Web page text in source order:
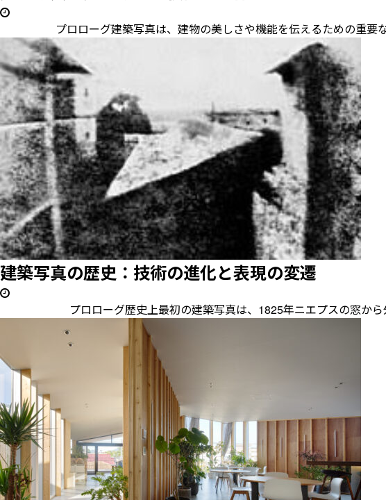
プロローグ建築写真は、建物の美しさや機能を伝えるための重要な
建築写真の歴史：技術の進化と表現の変遷
プロローグ歴史上最初の建築写真は、1825年ニエプスの窓から外